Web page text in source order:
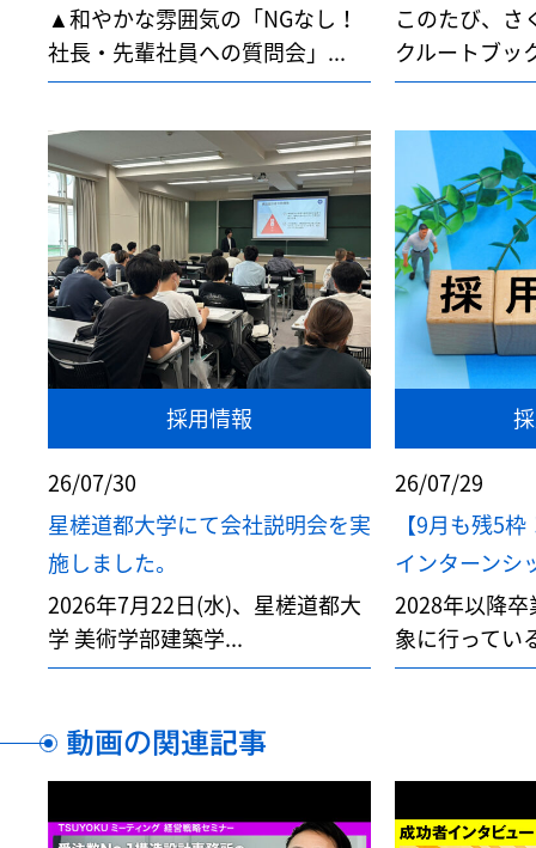
▲和やかな雰囲気の「NGなし！
社長・先輩社員への質問会」...
このたび、さ
クルートブッ
採用情報
26/07/30
星槎道都大学にて会社説明会を実
施しました。
2026年7月22日(水)、星槎道都大
学 美術学部建築学...
26/07/29
【9月も残5
インターンシ
2028年以降
象に行ってい
動画の関連記事